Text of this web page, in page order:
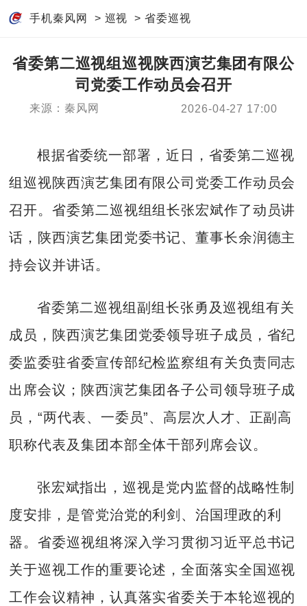
手机秦风网 > 巡视 > 省委巡视
省委第二巡视组巡视陕西演艺集团有限公
司党委工作动员会召开
来源：秦风网 2026-04-27 17:00
根据省委统一部署，近日，省委第二巡视
组巡视陕西演艺集团有限公司党委工作动员会
召开。省委第二巡视组组长张宏斌作了动员讲
话，陕西演艺集团党委书记、董事长余润德主
持会议并讲话。
省委第二巡视组副组长张勇及巡视组有关
成员，陕西演艺集团党委领导班子成员，省纪
委监委驻省委宣传部纪检监察组有关负责同志
出席会议；陕西演艺集团各子公司领导班子成
员，“两代表、一委员”、高层次人才、正副高
职称代表及集团本部全体干部列席会议。
张宏斌指出，巡视是党内监督的战略性制
度安排，是管党治党的利剑、治国理政的利
器。省委巡视组将深入学习贯彻习近平总书记
关于巡视工作的重要论述，全面落实全国巡视
工作会议精神，认真落实省委关于本轮巡视的